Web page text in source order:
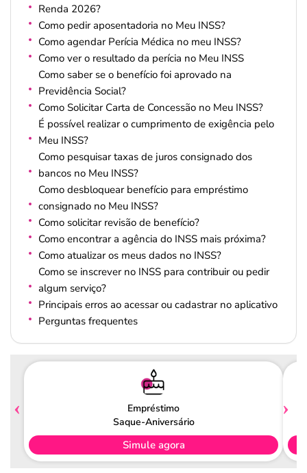
Renda 2026?
Como pedir aposentadoria no Meu INSS?
Como agendar Perícia Médica no meu INSS?
Como ver o resultado da perícia no Meu INSS
Como saber se o benefício foi aprovado na
Previdência Social?
Como Solicitar Carta de Concessão no Meu INSS?
É possível realizar o cumprimento de exigência pelo
Meu INSS?
Como pesquisar taxas de juros consignado dos
bancos no Meu INSS?
Como desbloquear benefício para empréstimo
consignado no Meu INSS?
Como solicitar revisão de benefício?
Como encontrar a agência do INSS mais próxima?
Como atualizar os meus dados no INSS?
Como se inscrever no INSS para contribuir ou pedir
algum serviço?
Principais erros ao acessar ou cadastrar no aplicativo
Perguntas frequentes
Empréstimo
Saque-Aniversário
Simule agora